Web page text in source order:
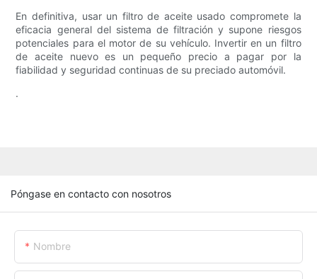
En definitiva, usar un filtro de aceite usado compromete la
eficacia general del sistema de filtración y supone riesgos
potenciales para el motor de su vehículo. Invertir en un filtro
de aceite nuevo es un pequeño precio a pagar por la
fiabilidad y seguridad continuas de su preciado automóvil.
.
Póngase en contacto con nosotros
Nombre